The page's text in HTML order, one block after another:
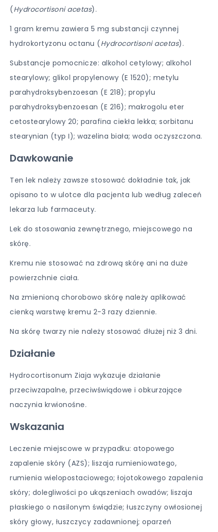
(Hydrocortisoni acetas).
1 gram kremu zawiera 5 mg substancji czynnej
hydrokortyzonu octanu (Hydrocortisoni acetas).
Substancje pomocnicze: alkohol cetylowy; alkohol
stearylowy; glikol propylenowy (E 1520); metylu
parahydroksybenzoesan (E 218); propylu
parahydroksybenzoesan (E 216); makrogolu eter
cetostearylowy 20; parafina ciekła lekka; sorbitanu
stearynian (typ I); wazelina biała; woda oczyszczona.
Dawkowanie
Ten lek należy zawsze stosować dokładnie tak, jak
opisano to w ulotce dla pacjenta lub według zaleceń
lekarza lub farmaceuty.
Lek do stosowania zewnętrznego, miejscowego na
skórę.
Kremu nie stosować na zdrową skórę ani na duże
powierzchnie ciała.
Na zmienioną chorobowo skórę należy aplikować
cienką warstwę kremu 2-3 razy dziennie.
Na skórę twarzy nie należy stosować dłużej niż 3 dni.
Działanie
Hydrocortisonum Ziaja wykazuje działanie
przeciwzapalne, przeciwświądowe i obkurzające
naczynia krwionośne.
Wskazania
Leczenie miejscowe w przypadku: atopowego
zapalenie skóry (AZS); liszaja rumieniowatego,
rumienia wielopostaciowego; łojotokowego zapalenia
skóry; dolegliwości po ukąszeniach owadów; liszaja
płaskiego o nasilonym świądzie; łuszczyny owłosionej
skóry głowy, łuszczycy zadawnionej; oparzeń